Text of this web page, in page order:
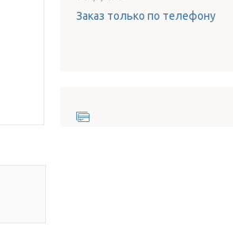
Заказ только по телефону